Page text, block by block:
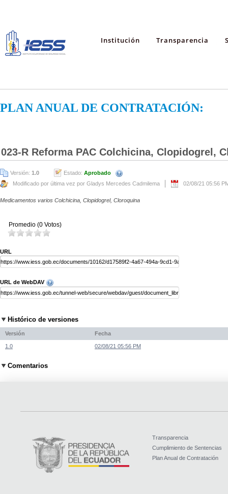
Institución Transparencia
PLAN ANUAL DE CONTRATACIÓN:
023-R Reforma PAC Colchicina, Clopidogrel,
Versión: 1.0 Estado: Aprobado
Modificado por última vez por Gladys Mercedes Cadmilema
02/08/21 05:56
Medicamentos varios Colchicina, Clopidogrel, Cloroquina
Promedio (0 Votos)
URL
URL de WebDAV
Histórico de versiones
Versión Fecha
1.0 02/08/21 05:56 PM
Comentarios
Transparencia
Cumplimiento de Sentencias
Plan Anual de Contratación